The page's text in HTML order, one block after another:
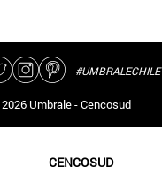
#UMBRALECHILE
2026 Umbrale - Cencosud
CENCOSUD